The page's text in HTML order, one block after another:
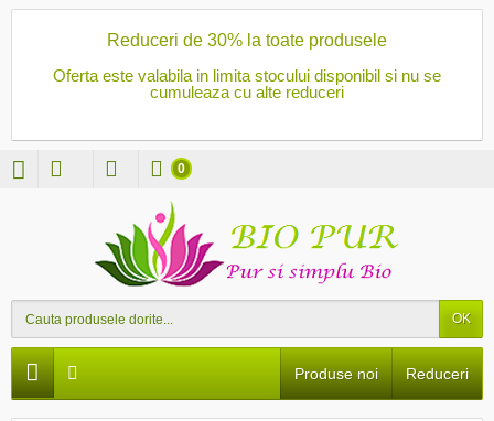
Reduceri de 30% la toate produsele
Oferta este valabila in limita stocului disponibil si nu se
cumuleaza cu alte reduceri
OK
0
Reduceri
Produse noi